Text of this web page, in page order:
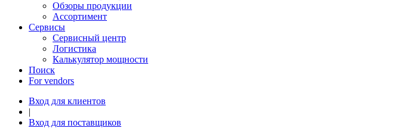
Обзоры продукции
Ассортимент
Сервисы
Сервисный центр
Логистика
Калькулятор мощности
Поиск
For vendors
Вход для клиентов
|
Вход для поставщиков